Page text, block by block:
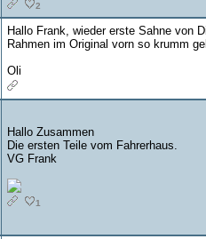
2
Hallo Frank, wieder erste Sahne von
Rahmen im Original vorn so krumm
Oli
Hallo Zusammen
Die ersten Teile vom Fahrerhaus.
VG Frank
1